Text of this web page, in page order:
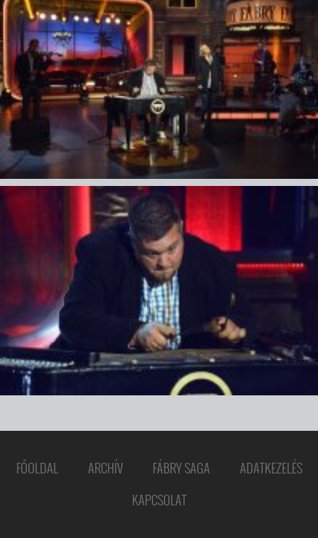
FŐOLDAL ARCHÍV FÁBRY SAGA
ADATKEZELÉS
KAPCSOLAT